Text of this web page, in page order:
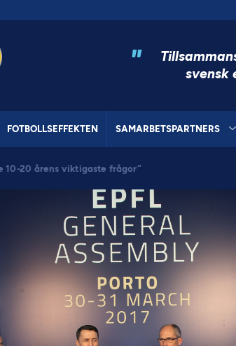
"
svensk
FOTBOLLSEFFEKTEN SAMARBETSPARTNERS
10-20 årens viktigaste frågor”